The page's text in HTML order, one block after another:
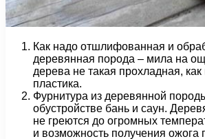
Как надо отшлифованная и
деревянная порода – мила на
дерева не такая прохладная,
пластика.
Фурнитура из деревянной
обустройстве бань и саун.
не греются до огромных
и возможность получения ожога